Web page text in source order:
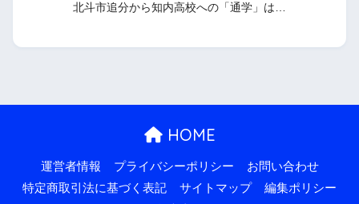
北斗市追分から知内高校への「通学」は…
HOME
運営者情報 プライバシーポリシー
お問い合わせ
特定商取引法に基づく表記
サイトマップ
編集ポリシー